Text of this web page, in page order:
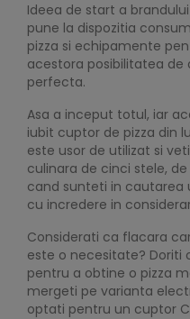
Ideea de start a
pune la dispozitia
pizza si echipamente
acestora posibilitatea de
perfecta.
Asa a inceput totul, iar
iubit cuptor de pizza din
este usor de utilizat si
culinara de cinci stele,
cand sunteti in cautarea
cu incredere in
Considerati ca flacara
este o necesitate?
pentru a obtine o pizza
mergeti pe varianta
optati pentru un cuptor